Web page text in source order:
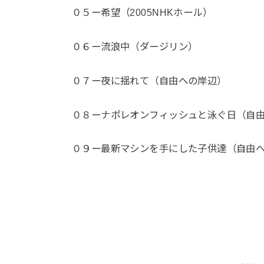
０５ー希望（2005NHKホール）
０６ー流浪中（ダージリン）
０７ー夜に揺れて（自由への岸辺）
０８ーナポレオンフィッシュと泳ぐ日（自
０９ー最新マシンを手にした子供達（自由へ